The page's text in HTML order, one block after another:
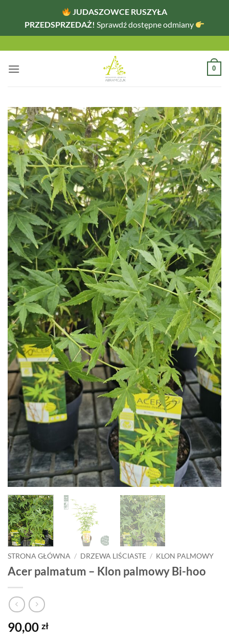
JUDASZOWCE RUSZYŁA
PRZEDSPRZEDAŻ! Sprawdź dostępne odmiany
zawartości
0
STRONA GŁÓWNA / DRZEWA LIŚCIASTE / KLON PALMOWY
Acer palmatum – Klon palmowy Bi-hoo
90,00 zł